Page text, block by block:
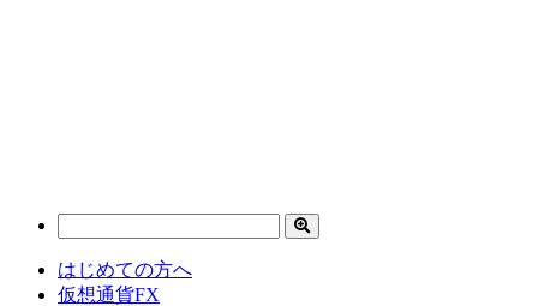
はじめての方へ
仮想通貨FX